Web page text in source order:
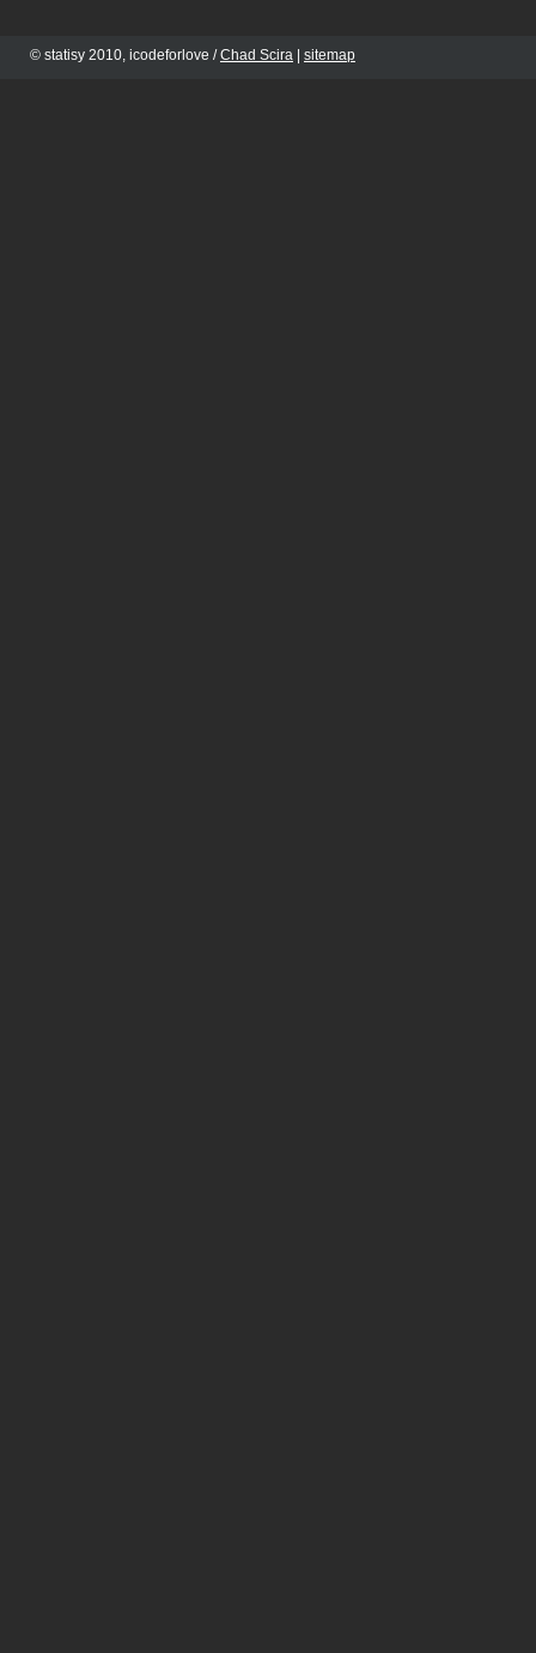
© statisy 2010, icodeforlove /Chad Scira sitemap